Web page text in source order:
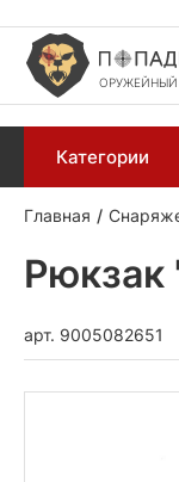
Категории
Главная
Рюкзак
арт. 9005082651